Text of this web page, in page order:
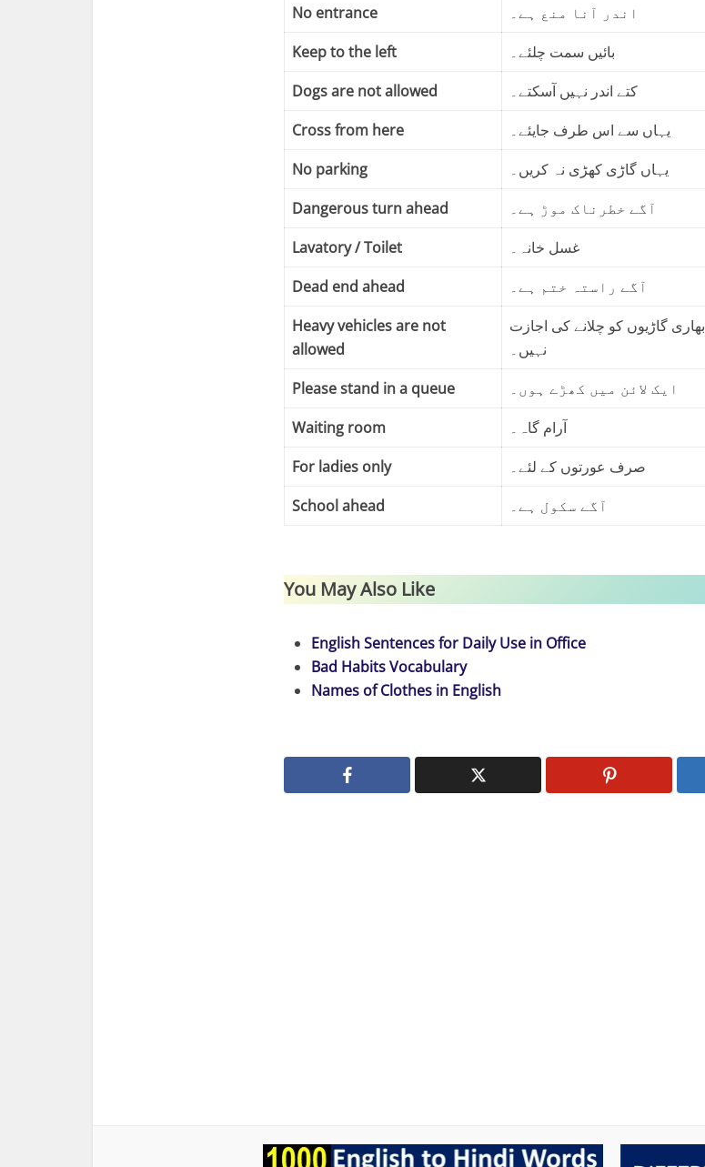
No entrance
اندر آنا منع ہے۔
Keep to the left
بائیں سمت چلئے۔
Dogs are not allowed
کتے اندر نہیں آسکتے۔
Cross from here
یہاں سے اس طرف جایئے۔
No parking
یہاں گاڑی کھڑی نہ کریں۔
Dangerous turn ahead
آگے خطرناک موڑ ہے۔
Lavatory / Toilet
غسل خانہ۔
Dead end ahead
آگے راستہ ختم ہے۔
Heavy vehicles are not
allowed
بھاری گاڑیوں کو چلانے کی اجازت
نہیں۔
Please stand in a queue
ایک لائن میں کھڑے ہوں۔
Waiting room
آرام گاہ۔
For ladies only
صرف عورتوں کے لئے۔
School ahead
آگے سکول ہے۔
You May Also Like
English Sentences for Daily Use in Office
Bad Habits Vocabulary
Names of Clothes in English